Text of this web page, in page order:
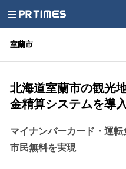
室蘭市
北海道室蘭市の観光
金精算システムを導入
マイナンバーカード・運
市民無料を実現